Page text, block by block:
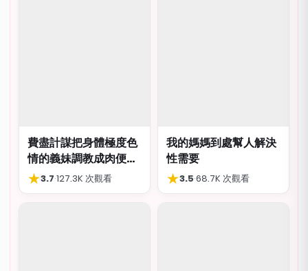
費盡計謀把身體極度色
情的義妹調教成肉便
器，結局卻出人意外
★3.7·127.3K 次觀看
我的媽媽到處幫人解決
性需要
★3.5·68.7K 次觀看